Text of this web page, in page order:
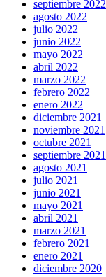
septiembre 2022
agosto 2022
julio 2022
junio 2022
mayo 2022
abril 2022
marzo 2022
febrero 2022
enero 2022
diciembre 2021
noviembre 2021
octubre 2021
septiembre 2021
agosto 2021
julio 2021
junio 2021
mayo 2021
abril 2021
marzo 2021
febrero 2021
enero 2021
diciembre 2020